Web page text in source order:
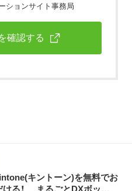
ションサイト事務局
確認する
キントーン)を無料でお
ごとDXボック